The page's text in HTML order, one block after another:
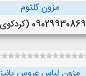
مزون کلثوم
09029930869 (کردکوی )